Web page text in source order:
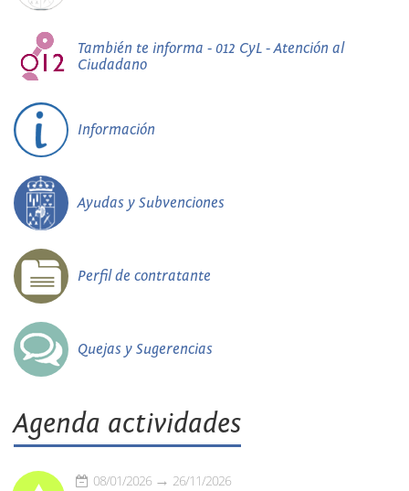
También te informa - 012 CyL - Atención al
Ciudadano
Información
Ayudas y Subvenciones
Perfil de contratante
Quejas y Sugerencias
Agenda actividades
08/01/2026 26/11/2026